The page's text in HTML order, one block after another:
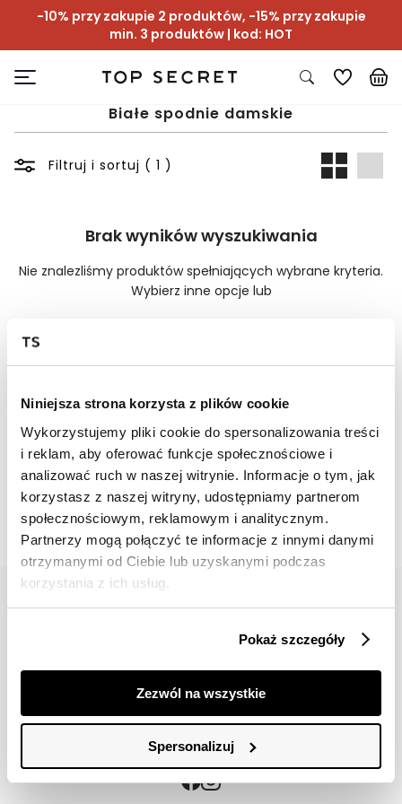
Niniejsza strona korzysta z plików cookie
Wykorzystujemy pliki cookie do spersonalizowania treści
i reklam, aby oferować funkcje społecznościowe i
analizować ruch w naszej witrynie. Informacje o tym, jak
korzystasz z naszej witryny, udostępniamy partnerom
społecznościowym, reklamowym i analitycznym.
Partnerzy mogą połączyć te informacje z innymi danymi
otrzymanymi od Ciebie lub uzyskanymi podczas
korzystania z ich usług.
Pokaż szczegóły
Zezwól na wszystkie
Spersonalizuj
-10% przy zakupie 2 produktów, -15% przy zakupie
min. 3 produktów | kod: HOT
Białe spodnie damskie
Filtruj i sortuj ( 1 )
Brak wyników wyszukiwania
Nie znalezliśmy produktów spełniających wybrane kryteria.
Wybierz inne opcje lub
📸 OZNACZAJ NAS NA ZDJĘCIACH
#topsecretfashion
Znajdź nas